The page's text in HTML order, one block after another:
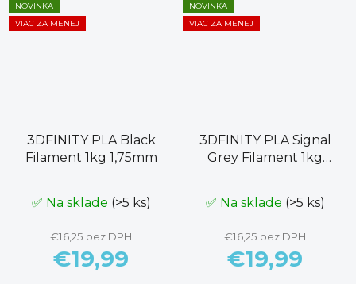
NOVINKA
VIAC ZA MENEJ
3DFINITY PLA Black
Filament 1kg 1,75mm
✅ Na sklade (>5 ks)
€16,25 bez DPH
€19,99
NOVINKA
VIAC ZA MENEJ
3DFINITY PLA Signal
Grey Filament 1kg
✅ Na sklade (>5 ks)
€16,25 bez DPH
€19,99